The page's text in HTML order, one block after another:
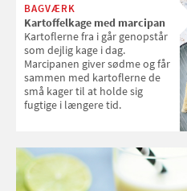
BAGVÆRK
Kartoffelkage med marcipan
Kartoflerne fra i går genopstår
som dejlig kage i dag.
Marcipanen giver sødme og får
sammen med kartoflerne de
små kager til at holde sig
fugtige i længere tid.